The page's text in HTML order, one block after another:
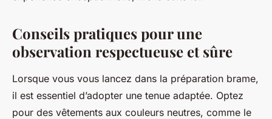
Conseils pratiques pour une
observation respectueuse et sûre
Lorsque vous vous lancez dans la préparation brame,
il est essentiel d’adopter une tenue adaptée. Optez
pour des vêtements aux couleurs neutres, comme le